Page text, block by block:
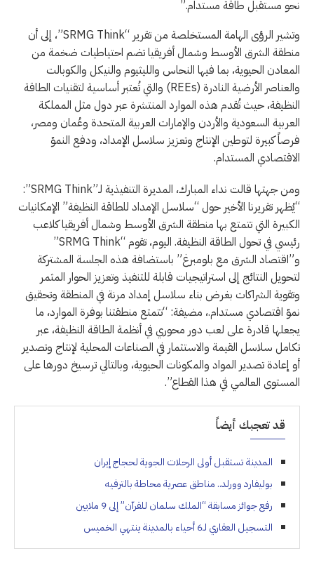
نحو مستقبل طاقة مستدام.”
وتشير الرؤى الهامة المستخلصة من تقرير “SRMG Think”، إلى أن
منطقة الشرق الأوسط وشمال أفريقيا تضم احتياطيات ضخمة من
المعادن الحيوية، بما فيها النحاس والليثيوم والنيكل والكوبالت
والعناصر الأرضية النادرة (REEs) والتي تُعتبر أساسية لتقنيات الطاقة
النظيفة، حيث تُقدم هذه الموارد المنتشرة عبر دول مثل المملكة
العربية السعودية والأردن والإمارات العربية المتحدة وعُمان ومصر،
فرصاً كبيرة لتوطين الإنتاج وتعزيز سلاسل الإمداد، ودفع النموّ
الاقتصادي المستدام.
ومن جهتها قالت نداء المبارك، المديرة التنفيذية لـ”SRMG Think”:
“يُظهر تقريرنا الأخير حول “سلاسل الإمداد للطاقة النظيفة” الإمكانيات
الكبيرة التي تتمتع بها منطقة الشرق الأوسط وشمال أفريقيا كلاعب
رئيسي في تحول الطاقة النظيفة. اليوم، تقوم “SRMG Think”
و”اقتصاد الشرق مع بلومبرغ” باستضافة هذه الجلسة المشتركة
لتحويل النتائج إلى استراتيجيات قابلة للتنفيذ وتعزيز الحوار المثمر
وتقوية الشراكات بغرض بناء سلاسل إمداد مرنة في المنطقة وتحقيق
نموّ اقتصادي مستدام.، مضيفة: “تتمتع منطقتنا بوفرة الموارد، ما
يجعلها قادرة على لعب دور محوري في أنظمة الطاقة النظيفة، عبر
تكامل سلاسل القيمة والاستثمار في الصناعات المحلية لإنتاج وتصدير
أو إعادة تصدير المواد والمكونات الحيوية، وبالتالي ترسيخ دورها على
المستوى العالمي في هذا القطاع”.
قد تعجبك أيضاً
المدينة تستقبل أولى الرحلات الجوية لحجاج إيران
بوليفارد وورلد.. مناطق عصرية محاطة بالترفيه
رفع جوائز مسابقة “الملك سلمان للقرآن” إلى 9 ملايين
التسجيل العقاري لـ6 أحياء بالمدينة ينتهي الخميس